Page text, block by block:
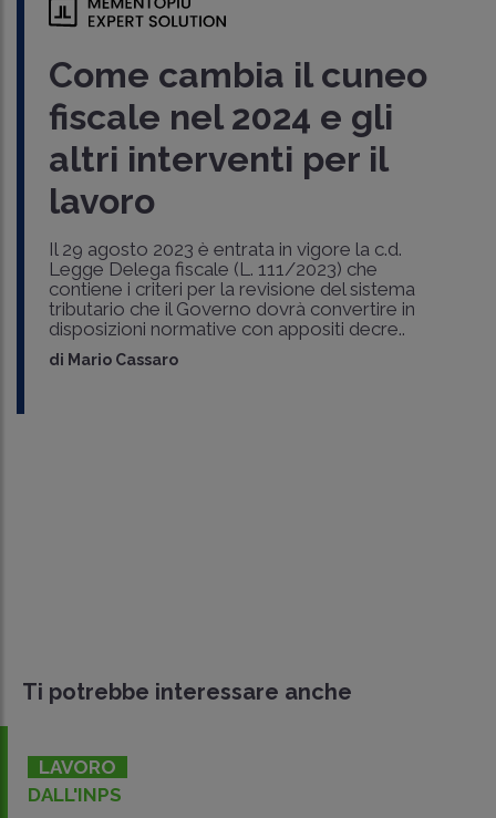
Come cambia il cuneo
fiscale nel 2024 e gli
altri interventi per il
lavoro
Il 29 agosto 2023 è entrata in vigore la c.d.
Legge Delega fiscale (L. 111/2023) che
contiene i criteri per la revisione del sistema
tributario che il Governo dovrà convertire in
disposizioni normative con appositi decre..
di Mario Cassaro
Ti potrebbe interessare anche
LAVORO
DALL'INPS